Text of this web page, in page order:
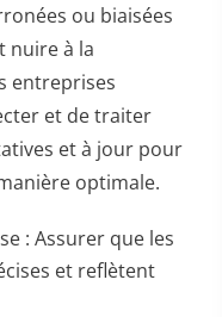
ou biaisées
nuire à la
entreprises
et de traiter
et à jour pour
optimale.
: Assurer que les
et reflètent